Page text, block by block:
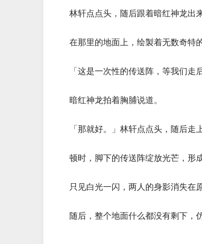
林轩点点头，随后跟着暗红神龙出来
在那里的地面上，绘製着无数奇特的
「这是一次性的传送阵，等我们走后
暗红神龙拍着胸脯说道。
「那就好。」林轩点点头，随后走上
顿时，脚下的传送阵绽放光芒，形成
只见白光一闪，两人的身影消失在原
随后，整个地面什么都没有剩下，仿